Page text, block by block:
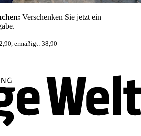
Verschenken Sie jetzt ein
ermäßigt: 38,90